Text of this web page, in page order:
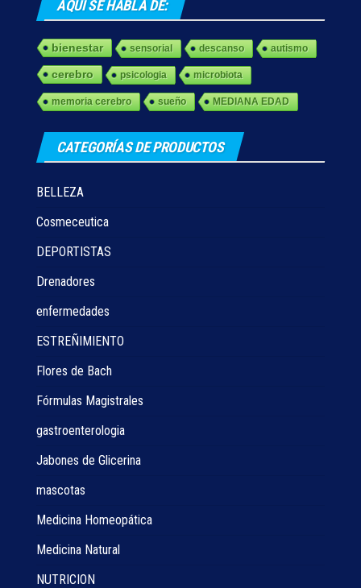
AQUÍ SE HABLA DE:
bienestar sensorial descanso autismo
cerebro psicologia microbiota
memoria cerebro sueño MEDIANA EDAD
CATEGORÍAS DE PRODUCTOS
BELLEZA
Cosmeceutica
DEPORTISTAS
Drenadores
enfermedades
ESTREÑIMIENTO
Flores de Bach
Fórmulas Magistrales
gastroenterologia
Jabones de Glicerina
mascotas
Medicina Homeopática
Medicina Natural
NUTRICION